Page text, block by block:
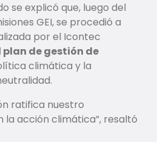
se explicó que, luego del
GEI, se procedió a
por el Icontec
de gestión de
climática y la
ratifica nuestro
la acción climática”, resaltó